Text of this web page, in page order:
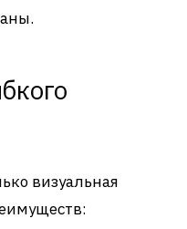
визуальная